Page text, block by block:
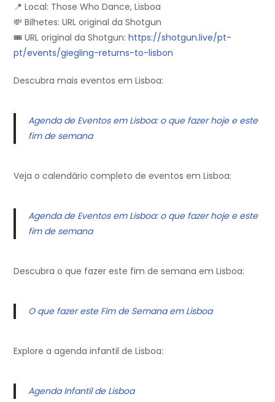
📍 Local: Those Who Dance, Lisboa
💸 Bilhetes: URL original da Shotgun
🎟️ URL original da Shotgun: https://shotgun.live/pt-
pt/events/giegling-returns-to-lisbon
Descubra mais eventos em Lisboa:
Agenda de Eventos em Lisboa: o que fazer hoje e este
fim de semana
Veja o calendário completo de eventos em Lisboa:
Agenda de Eventos em Lisboa: o que fazer hoje e este
fim de semana
Descubra o que fazer este fim de semana em Lisboa:
O que fazer este Fim de Semana em Lisboa
Explore a agenda infantil de Lisboa:
Agenda Infantil de Lisboa